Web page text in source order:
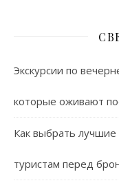
Экскурсии по
которые оживают
Как выбрать лучшие
туристам перед